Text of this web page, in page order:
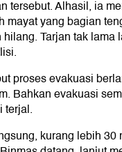
tersebut. Alhasil, ia
mayat yang bagian
Tarjan tak lama
proses evakuasi
Bahkan evakuasi
terjal.
kurang lebih 30